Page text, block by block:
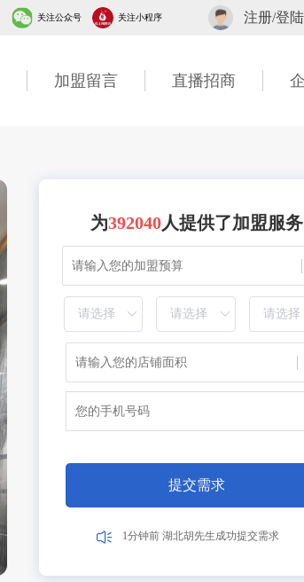
关注公众号 关注小程序 注册/登陆
加盟留言 直播招商
为392040人提供了加盟服务
提交需求
6分钟前 广东李女士成功提交需求
10分钟前 广东陈先生成功提交需求
17分钟前 北京吴女士成功提交需求
1分钟前 湖北胡先生成功提交需求
2分钟前 山东甘先生成功提交需求
5分钟前 广东古先生成功提交需求
1分钟前 湖北胡先生成功提交需求
10分钟前 四川贺先生成功提交需求
7分钟前 北京吴女士成功提交需求
2分钟前 山东甘先生成功提交需求
3分钟前 广东古先生成功提交需求
1分钟前 湖北胡先生成功提交需求
40分钟前 四川贺先生成功提交需求
7分钟前 北京吴女士成功提交需求
2分钟前 山东甘先生成功提交需求
6分钟前 广东古先生成功提交需求
1分钟前 湖北胡先生成功提交需求
10分钟前 四川贺先生成功提交需求
7分钟前 北京吴女士成功提交需求
2分钟前 山东甘先生成功提交需求
3分钟前 广东古先生成功提交需求
1分钟前 湖北胡先生成功提交需求
20分钟前 四川贺先生成功提交需求
7分钟前 北京吴女士成功提交需求
2分钟前 山东甘先生成功提交需求
2分钟前 广东古先生成功提交需求
1分钟前 湖北胡先生成功提交需求
13分钟前 四川贺先生成功提交需求
27分钟前 北京吴女士成功提交需求
2分钟前 山东甘先生成功提交需求
3分钟前 广东古先生成功提交需求
1分钟前 湖北胡先生成功提交需求
10分钟前 四川贺先生成功提交需求
47分钟前 北京吴女士成功提交需求
2分钟前 山东甘先生成功提交需求
3分钟前 广东古先生成功提交需求
11分钟前 湖北胡先生成功提交需求
10分钟前 四川贺先生成功提交需求
27分钟前 北京吴女士成功提交需求
2分钟前 山东甘先生成功提交需求
13分钟前 广东古先生成功提交需求
13分钟前 湖北胡先生成功提交需求
30分钟前 四川贺先生成功提交需求
17分钟前 北京吴女士成功提交需求
2分钟前 山东甘先生成功提交需求
3分钟前 广东古先生成功提交需求
16分钟前 湖北胡先生成功提交需求
10分钟前 四川贺先生成功提交需求
7分钟前 北京吴女士成功提交需求
2分钟前 山东甘先生成功提交需求